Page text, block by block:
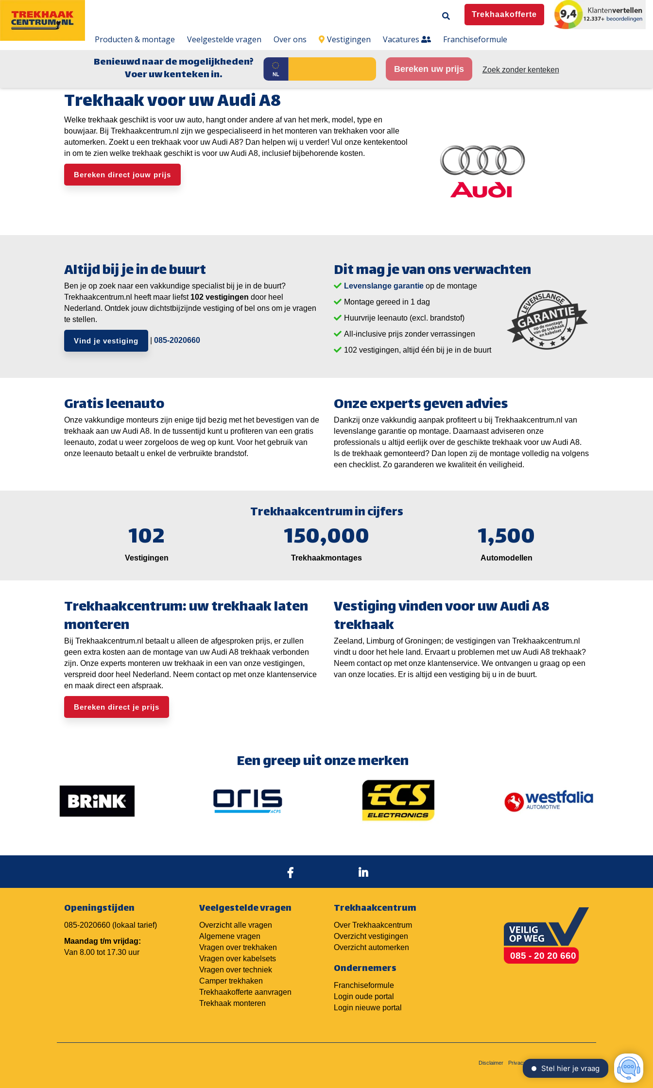
Trekhaakofferte
Producten & montage Veelgestelde vragen Over ons Vestigingen Vacatures Franchiseformule
Benieuwd naar de mogelijkheden?
Voer uw kenteken in. Bereken uw prijs Zoek zonder kenteken
Trekhaak voor uw Audi A8
Welke trekhaak geschikt is voor uw auto, hangt onder andere af van het merk, model, type en
bouwjaar. Bij Trekhaakcentrum.nl zijn we gespecialiseerd in het monteren van trekhaken voor alle
automerken. Zoekt u een trekhaak voor uw Audi A8? Dan helpen wij u verder! Vul onze kentekentool
in om te zien welke trekhaak geschikt is voor uw Audi A8, inclusief bijbehorende kosten.
Bereken direct jouw prijs
Altijd bij je in de buurt
Ben je op zoek naar een vakkundige specialist bij je in de buurt?
Trekhaakcentrum.nl heeft maar liefst
vestigingen door heel
Nederland. Ontdek jouw dichtstbijzijnde vestiging of bel ons om je vragen
te stellen.
Vind je vestiging 085-2020660
Dit mag je van ons verwachten
Levenslange garantie op de montage
Montage gereed in 1 dag
Huurvrije leenauto (excl. brandstof)
All-inclusive prijs zonder verrassingen
vestigingen, altijd één bij je in de buurt
Gratis leenauto
Onze vakkundige monteurs zijn enige tijd bezig met het bevestigen van de
trekhaak aan uw Audi A8. In de tussentijd kunt u profiteren van een gratis
leenauto, zodat u weer zorgeloos de weg op kunt. Voor het gebruik van
onze leenauto betaalt u enkel de verbruikte brandstof.
Onze experts geven advies
Dankzij onze vakkundig aanpak profiteert u bij Trekhaakcentrum.nl van
levenslange garantie op montage. Daarnaast adviseren onze
professionals u altijd eerlijk over de geschikte trekhaak voor uw Audi A8.
Is de trekhaak gemonteerd? Dan lopen zij de montage volledig na volgens
een checklist. Zo garanderen we kwaliteit én veiligheid.
Trekhaakcentrum in cijfers
102
Vestigingen
150,000
Trekhaakmontages
1,500
Automodellen
Trekhaakcentrum: uw trekhaak laten
monteren
Bij Trekhaakcentrum.nl betaalt u alleen de afgesproken prijs, er zullen
geen extra kosten aan de montage van uw Audi A8 trekhaak verbonden
zijn. Onze experts monteren uw trekhaak in een van onze vestigingen,
verspreid door heel Nederland. Neem contact op met onze klantenservice
en maak direct een afspraak.
Bereken direct je prijs
Vestiging vinden voor uw Audi A8
trekhaak
Zeeland, Limburg of Groningen; de vestigingen van Trekhaakcentrum.nl
vindt u door het hele land. Ervaart u problemen met uw Audi A8 trekhaak?
Neem contact op met onze klantenservice. We ontvangen u graag op een
van onze locaties. Er is altijd een vestiging bij u in de buurt.
Een greep uit onze merken
Openingstijden
085-2020660 (lokaal tarief)
Maandag t/m vrijdag:
Van 8.00 tot 17.30 uur
Veelgestelde vragen
Overzicht alle vragen
Algemene vragen
Vragen over trekhaken
Vragen over kabelsets
Vragen over techniek
Camper trekhaken
Trekhaakofferte aanvragen
Trekhaak monteren
Trekhaakcentrum
Over Trekhaakcentrum
Overzicht vestigingen
Overzicht automerken
Ondernemers
Franchiseformule
Login oude portal
Login nieuwe portal
085 - 20 20 660
Disclaimer Privacy